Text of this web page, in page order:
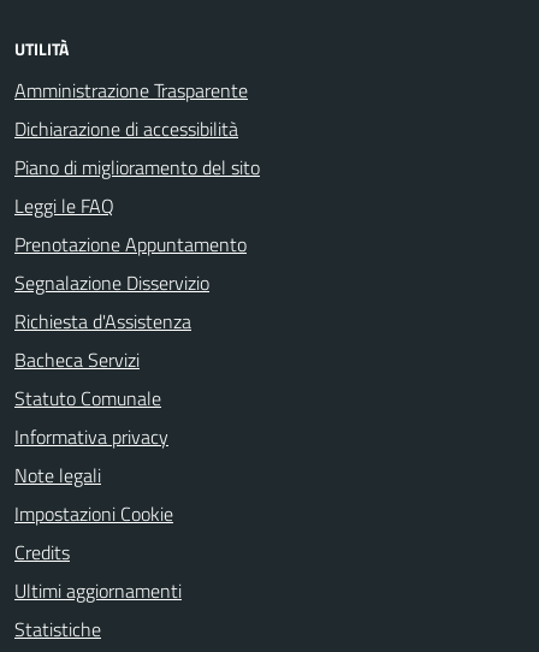
UTILITÀ
Amministrazione Trasparente
Dichiarazione di accessibilità
Piano di miglioramento del sito
Leggi le FAQ
Prenotazione Appuntamento
Segnalazione Disservizio
Richiesta d'Assistenza
Bacheca Servizi
Statuto Comunale
Informativa privacy
Note legali
Impostazioni Cookie
Credits
Ultimi aggiornamenti
Statistiche